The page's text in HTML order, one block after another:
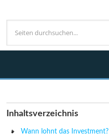
Inhaltsverzeichnis
Wann lohnt das Investment?